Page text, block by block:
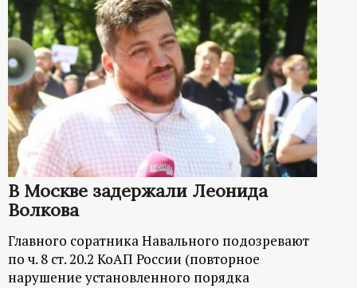
В Москве задержали Леонида
Волкова
Главного соратника Навального подозревают
по ч. 8 ст. 20.2 КоАП России (повторное
нарушение установленного порядка